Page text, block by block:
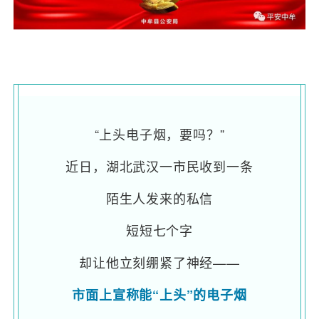
“上头电子烟，要吗？”
近日，湖北武汉一市民收到一条
陌生人发来的私信
短短七个字
却让他立刻绷紧了神经——
市面上宣称能“上头”的电子烟